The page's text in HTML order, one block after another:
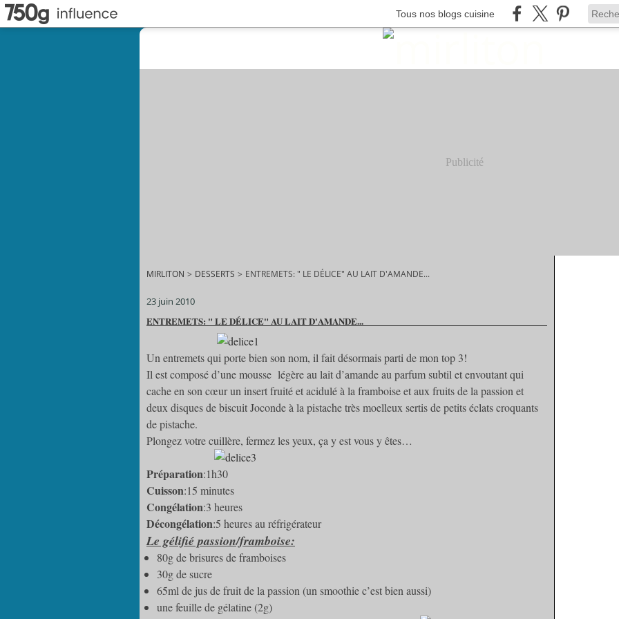
Tous nos blogs cuisine
Publicité
MIRLITON > DESSERTS > ENTREMETS: " LE DÉLICE" AU LAIT D'AMANDE...
23 juin 2010
ENTREMETS: " LE DÉLICE" AU LAIT D'AMANDE...
Un entremets qui porte bien son nom, il fait désormais parti de mon top 3!
Il est composé d’une mousse légère au lait d’amande au parfum subtil et envoutant qui
cache en son cœur un insert fruité et acidulé à la framboise et aux fruits de la passion et
deux disques de biscuit Joconde à la pistache très moelleux sertis de petits éclats croquants
de pistache.
Plongez votre cuillère, fermez les yeux, ça y est vous y êtes…
Préparation:1h30
Cuisson:15 minutes
Congélation:3 heures
Décongélation:5 heures au réfrigérateur
Le gélifié passion/framboise:
80g de brisures de framboises
30g de sucre
65ml de jus de fruit de la passion (un smoothie c’est bien aussi)
une feuille de gélatine (2g)